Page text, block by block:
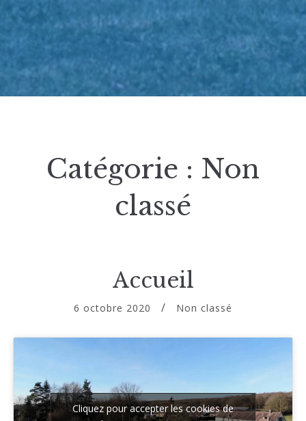
Catégorie : Non
classé
Accueil
6 octobre 2020 Non classé
Cliquez pour accepter les cookies de